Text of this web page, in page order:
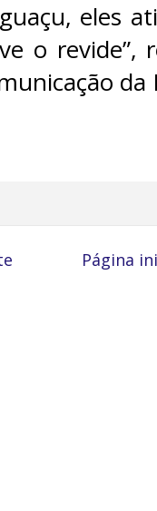
eles
o revide”,
da
Página